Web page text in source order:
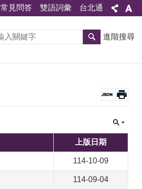
常見問答 雙語詞彙 台北通
進階搜尋
上版日期
114-10-09
114-09-04